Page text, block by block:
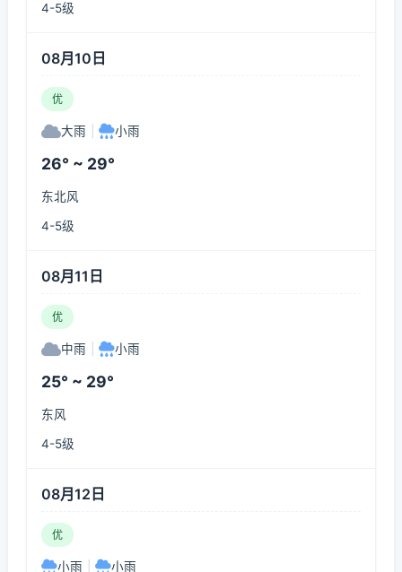
4-5级
08月10日
优
大雨 小雨
26° ~ 29°
东北风
4-5级
08月11日
优
中雨 小雨
25° ~ 29°
东风
4-5级
08月12日
优
小雨 小雨